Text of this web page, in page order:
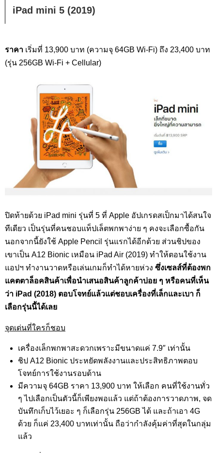
iPad mini 5 (2019)
ราคา เริ่มที่ 13,900 บาท (ความจุ 64GB Wi-Fi) ถึง 23,400 บาท
(รุ่น 256GB Wi-Fi + Cellular)
ปิดท้ายด้วย iPad mini รุ่นที่ 5 ที่ Apple อัปเกรดสเป็กมาได้สนใจ
ทีเดียว เป็นรุ่นที่คนชอบแท็ปเล็ตพกพาง่าย ๆ คงจะเลือกซื้อกัน
นอกจากนี้ยังใช้ Apple Pencil รุ่นแรกได้อีกด้วย ส่วนชิปของ
เขาเป็น A12 Bionic เหมือน iPad Air (2019) ทำให้ตอนใช้งาน
แอปฯ ทำงานวาดหรือเล่นเกมก็ทำได้หายห่วง ซึ่งเซลส์ที่ต้องพก
แคตตาล็อคสินค้าเพื่อนำเสนอสินค้าลูกค้าบ่อย ๆ หรือคนที่เห็น
ว่า iPad (2018) ตอบโจทย์แล้วแต่ชอบเครื่องที่เล็กและเบา ก็
เลือกรุ่นนี้ได้เลย
จุดเด่นที่ใครก็ชอบ
เครื่องเล็กพกพาสะดวกเพราะมีขนาดแค่ 7.9″ เท่านั้น
ชิป A12 Bionic ประหยัดพลังงานและประสิทธิภาพตอบ
โจทย์การใช้งานรอบด้าน
มีความจุ 64GB ราคา 13,900 บาท ให้เลือก คนที่ใช้งานทั่ว
ๆ ไปเลือกเป็นตัวนี้ก็เพียงพอแล้ว แต่ถ้าต้องการวาดภาพ, จด
บันทึกเก็บไว้เยอะ ๆ ก็เลือกรุ่น 256GB ได้ และถ้าเอา 4G
ด้วย ก็แค่ 23,400 บาทเท่านั้น ถือว่ากำลังคุ้มค่าที่สุดในกลุ่ม
แล้ว